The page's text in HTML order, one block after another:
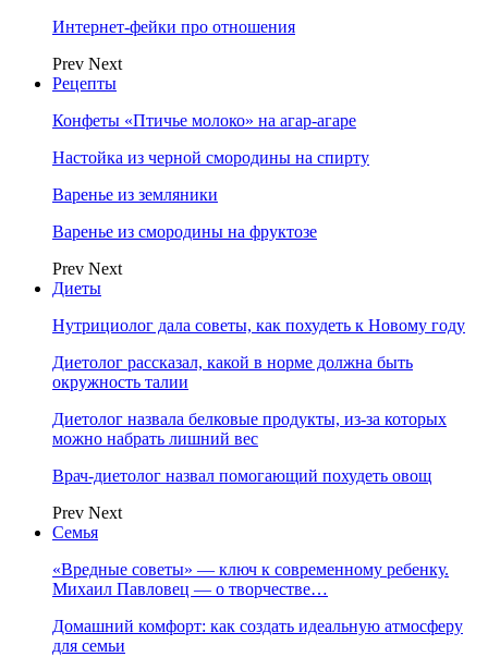
Интернет-фейки про отношения
Prev Next
Рецепты
Конфеты «Птичье молоко» на агар-агаре
Настойка из черной смородины на спирту
Варенье из земляники
Варенье из смородины на фруктозе
Prev Next
Диеты
Нутрициолог дала советы, как похудеть к Новому году
Диетолог рассказал, какой в норме должна быть
окружность талии
Диетолог назвала белковые продукты, из-за которых
можно набрать лишний вес
Врач-диетолог назвал помогающий похудеть овощ
Prev Next
Семья
«Вредные советы» — ключ к современному ребенку.
Михаил Павловец — о творчестве…
Домашний комфорт: как создать идеальную атмосферу
для семьи